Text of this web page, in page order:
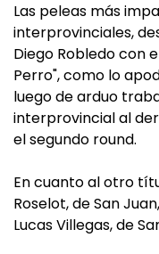
Las peleas más
interprovinciales,
Diego Robledo con
Perro", como lo
luego de arduo
interprovincial al
el segundo round.
En cuanto al otro
Roselot, de San
Lucas Villegas, de